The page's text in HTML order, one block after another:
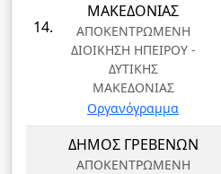
14.
ΜΑΚΕΔΟΝΙΑΣ
ΑΠΟΚΕΝΤΡΩΜΕΝΗ
ΔΙΟΙΚΗΣΗ ΗΠΕΙΡΟΥ -
ΔΥΤΙΚΗΣ
ΜΑΚΕΔΟΝΙΑΣ
Οργανόγραμμα
ΔΗΜΟΣ ΓΡΕΒΕΝΩΝ
ΑΠΟΚΕΝΤΡΩΜΕΝΗ